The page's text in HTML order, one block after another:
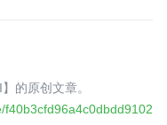
的原创文章。
f40b3cfd96a4c0dbdd9102